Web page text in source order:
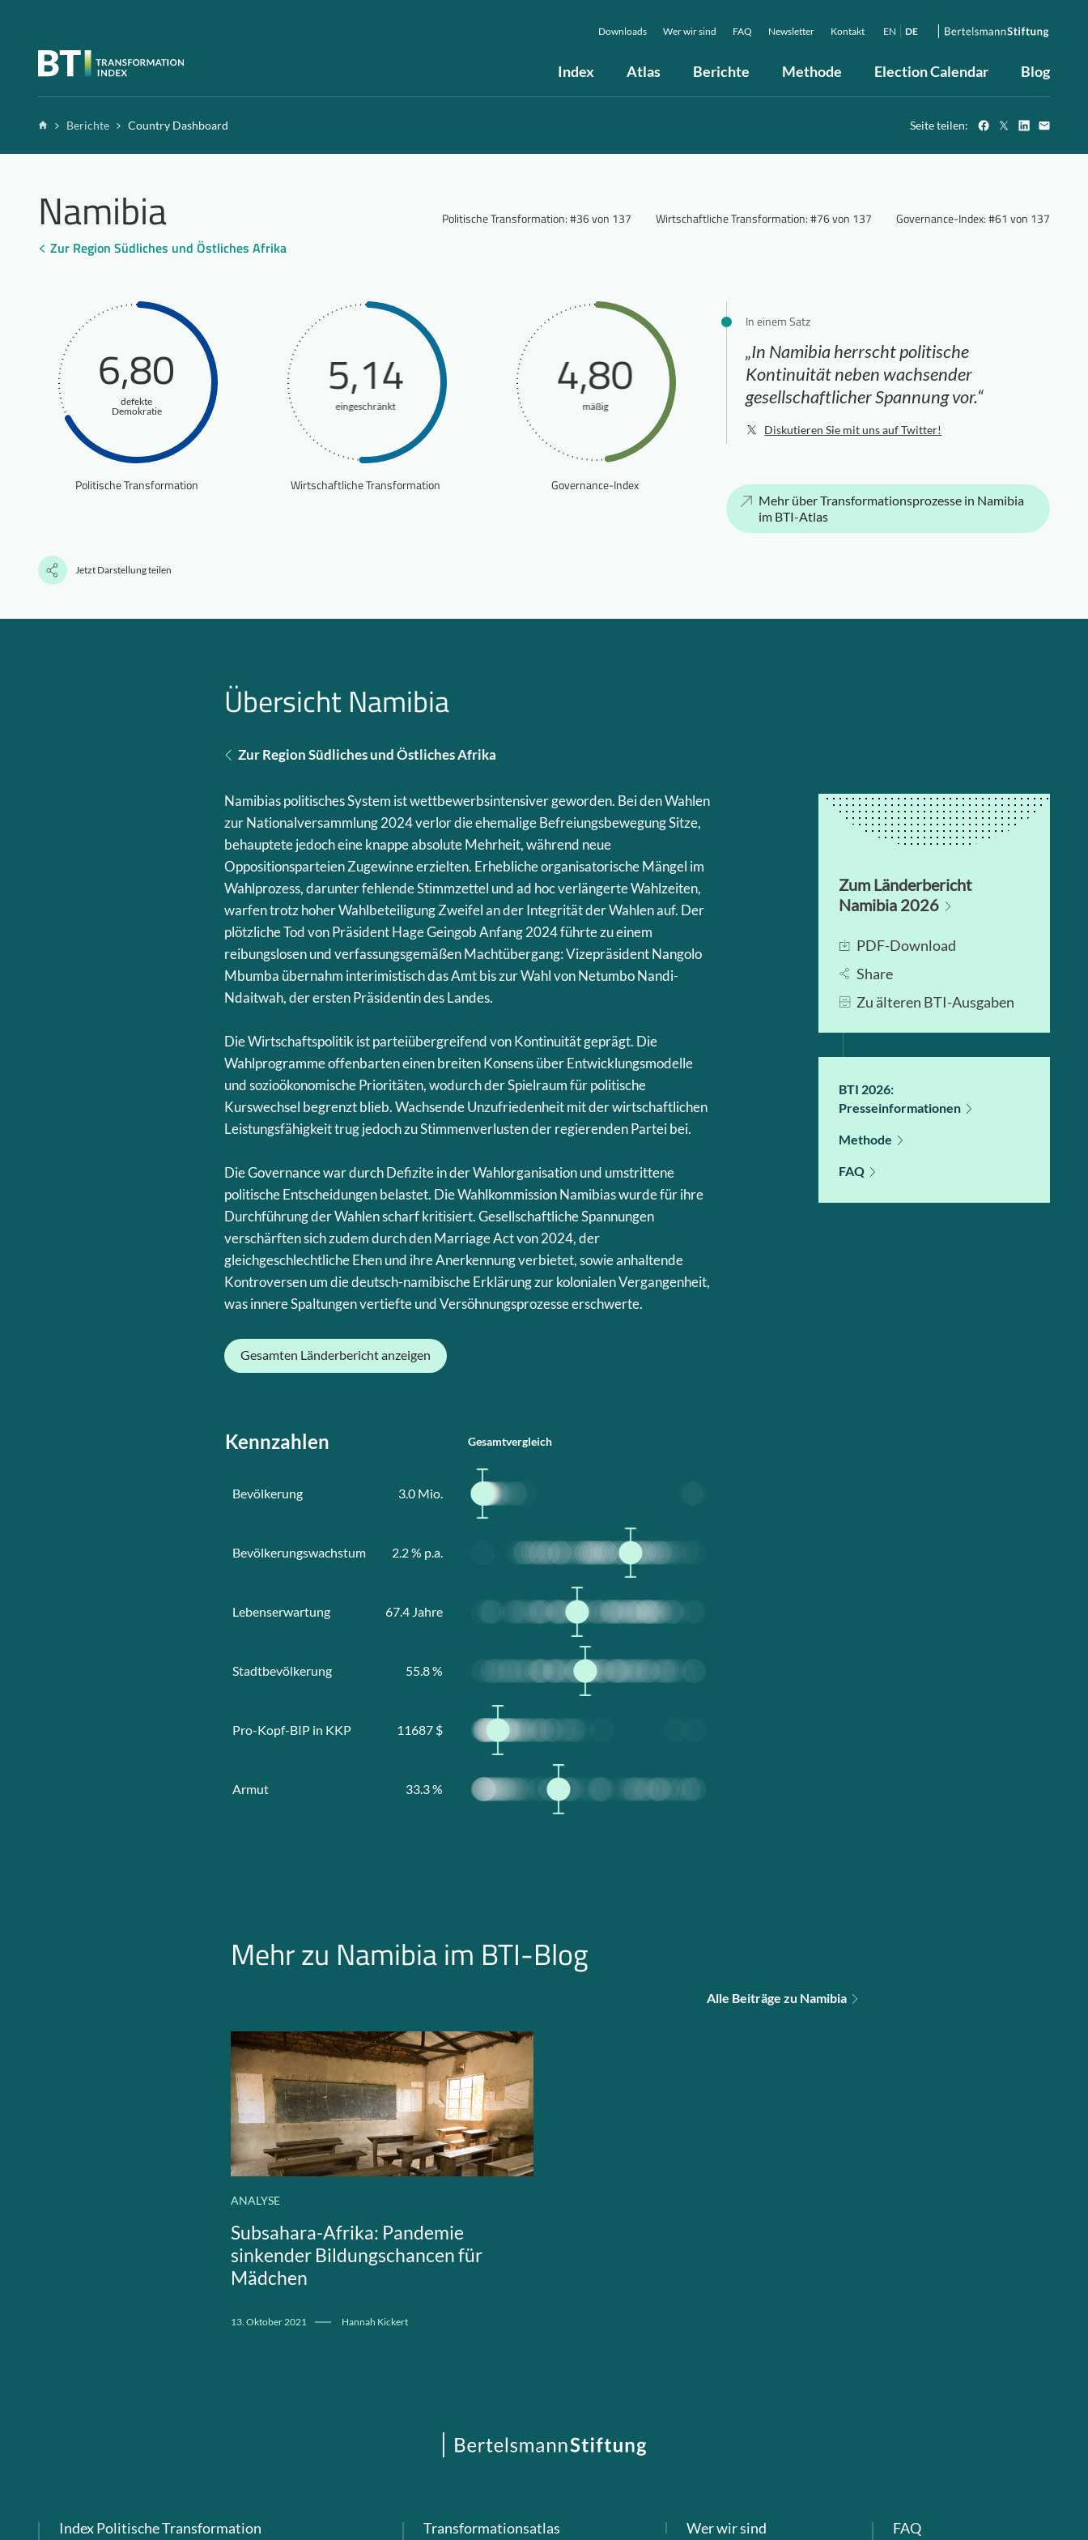
Index Atlas Berichte Methode Election Calendar Blog
Downloads Wer wir sind FAQ Newsletter Kontakt EN DE
HomeBerichte Country Dashboard Seite teilen:
Namibia
Zur Region Südliches und Östliches Afrika
Politische Transformation:#36 von 137 Wirtschaftliche Transformation:#76 von 137 Governance-Index:#61 von 137
6,80
defekte
Demokratie
Politische Transformation
5,14
eingeschränkt
Wirtschaftliche Transformation
4,80
mäßig
Governance-Index
In einem Satz
„In Namibia herrscht politische
Kontinuität neben wachsender
gesellschaftlicher Spannung vor.“
Diskutieren Sie mit uns auf Twitter!
Mehr über Transformationsprozesse in Namibia
im BTI-Atlas
Jetzt Darstellung teilen
Übersicht Namibia
Zur Region Südliches und Östliches Afrika
Namibias politisches System ist wettbewerbsintensiver geworden. Bei den Wahlen
zur Nationalversammlung 2024 verlor die ehemalige Befreiungsbewegung Sitze,
behauptete jedoch eine knappe absolute Mehrheit, während neue
Oppositionsparteien Zugewinne erzielten. Erhebliche organisatorische Mängel im
Wahlprozess, darunter fehlende Stimmzettel und ad hoc verlängerte Wahlzeiten,
warfen trotz hoher Wahlbeteiligung Zweifel an der Integrität der Wahlen auf. Der
plötzliche Tod von Präsident Hage Geingob Anfang 2024 führte zu einem
reibungslosen und verfassungsgemäßen Machtübergang: Vizepräsident Nangolo
Mbumba übernahm interimistisch das Amt bis zur Wahl von Netumbo Nandi-
Ndaitwah, der ersten Präsidentin des Landes.
Die Wirtschaftspolitik ist parteiübergreifend von Kontinuität geprägt. Die
Wahlprogramme offenbarten einen breiten Konsens über Entwicklungsmodelle
und sozioökonomische Prioritäten, wodurch der Spielraum für politische
Kurswechsel begrenzt blieb. Wachsende Unzufriedenheit mit der wirtschaftlichen
Leistungsfähigkeit trug jedoch zu Stimmenverlusten der regierenden Partei bei.
Die Governance war durch Defizite in der Wahlorganisation und umstrittene
politische Entscheidungen belastet. Die Wahlkommission Namibias wurde für ihre
Durchführung der Wahlen scharf kritisiert. Gesellschaftliche Spannungen
verschärften sich zudem durch den Marriage Act von 2024, der
gleichgeschlechtliche Ehen und ihre Anerkennung verbietet, sowie anhaltende
Kontroversen um die deutsch-namibische Erklärung zur kolonialen Vergangenheit,
was innere Spaltungen vertiefte und Versöhnungsprozesse erschwerte.
Gesamten Länderbericht anzeigen
Kennzahlen Gesamtvergleich
Bevölkerung 3.0 Mio.
Bevölkerungswachstum 2.2% p.a.
Lebenserwartung 67.4 Jahre
Stadtbevölkerung 55.8%
Pro-Kopf-BIP in KKP 11687 $
Armut 33.3%
Zum Länderbericht
Namibia 2026
PDF-Download
Share
Zu älteren BTI-Ausgaben
BTI 2026:
Presseinformationen
Methode
FAQ
Mehr zu Namibia im BTI-Blog
Alle Beiträge zu Namibia
ANALYSE
Subsahara-Afrika: Pandemie
sinkender Bildungschancen für
Mädchen
13. Oktober 2021 Hannah Kickert
Index Politische Transformation Transformationsatlas Wer wir sind FAQ